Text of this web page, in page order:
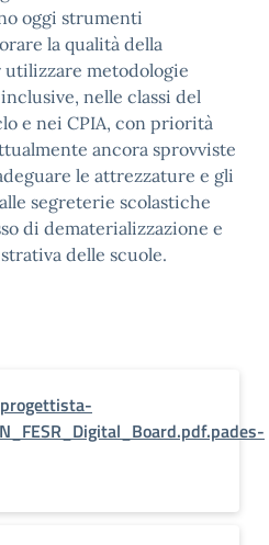
oggi strumenti
la qualità della
metodologie
nelle classi del
e nei CPIA, con priorità
ancora sprovviste
le attrezzature e gli
segreterie scolastiche
di dematerializzazione e
delle scuole.